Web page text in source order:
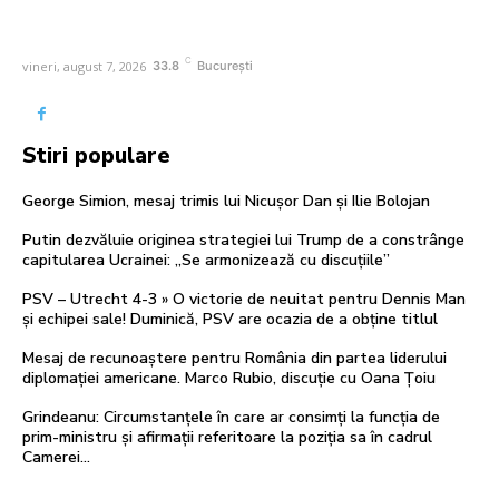
vineri, august 7, 2026 33.8 C București
Stiri populare
George Simion, mesaj trimis lui Nicușor Dan și Ilie Bolojan
Putin dezvăluie originea strategiei lui Trump de a constrânge
capitularea Ucrainei: „Se armonizează cu discuțiile”
PSV – Utrecht 4-3 » O victorie de neuitat pentru Dennis Man
și echipei sale! Duminică, PSV are ocazia de a obține titlul
Mesaj de recunoaștere pentru România din partea liderului
diplomației americane. Marco Rubio, discuție cu Oana Țoiu
Grindeanu: Circumstanțele în care ar consimți la funcția de
prim-ministru și afirmații referitoare la poziția sa în cadrul
Camerei…